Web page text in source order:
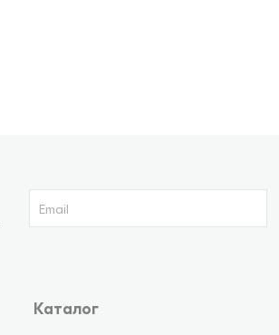
Каталог